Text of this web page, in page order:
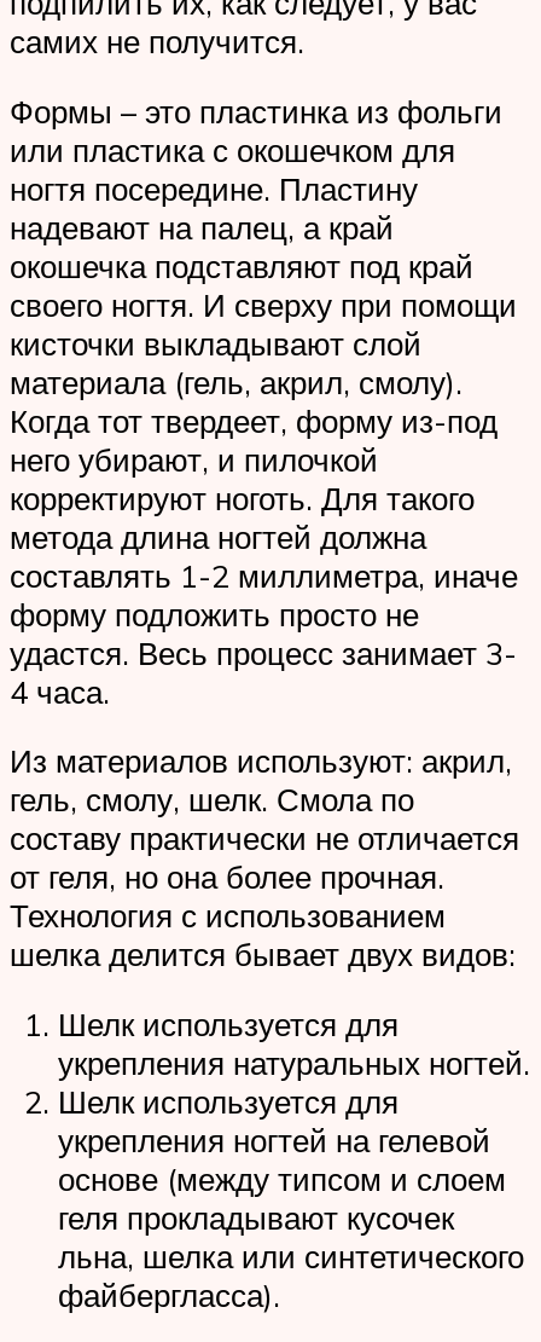
самих не получится.
Формы – это пластинка из фольги
или пластика с окошечком для
ногтя посередине. Пластину
надевают на палец, а край
окошечка подставляют под край
своего ногтя. И сверху при помощи
кисточки выкладывают слой
материала (гель, акрил, смолу).
Когда тот твердеет, форму из-под
него убирают, и пилочкой
корректируют ноготь. Для такого
метода длина ногтей должна
составлять 1-2 миллиметра, иначе
форму подложить просто не
удастся. Весь процесс занимает 3-
4 часа.
Из материалов используют: акрил,
гель, смолу, шелк. Смола по
составу практически не отличается
от геля, но она более прочная.
Технология с использованием
шелка делится бывает двух видов:
Шелк используется для
укрепления натуральных ногтей.
Шелк используется для
укрепления ногтей на гелевой
основе (между типсом и слоем
геля прокладывают кусочек
льна, шелка или синтетического
файбергласса).